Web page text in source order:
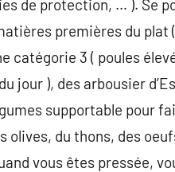
de protection, … ). Se
premières du plat
catégorie 3 ( poules
jour ), des arbousier
supportable pour
du thons, des
vous êtes pressée,